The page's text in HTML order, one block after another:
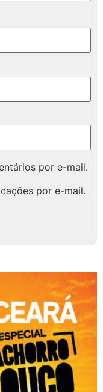
por e-mail.
por e-mail.